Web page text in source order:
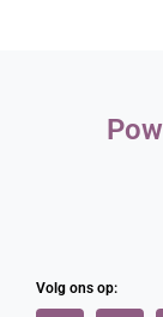
Volg ons op: